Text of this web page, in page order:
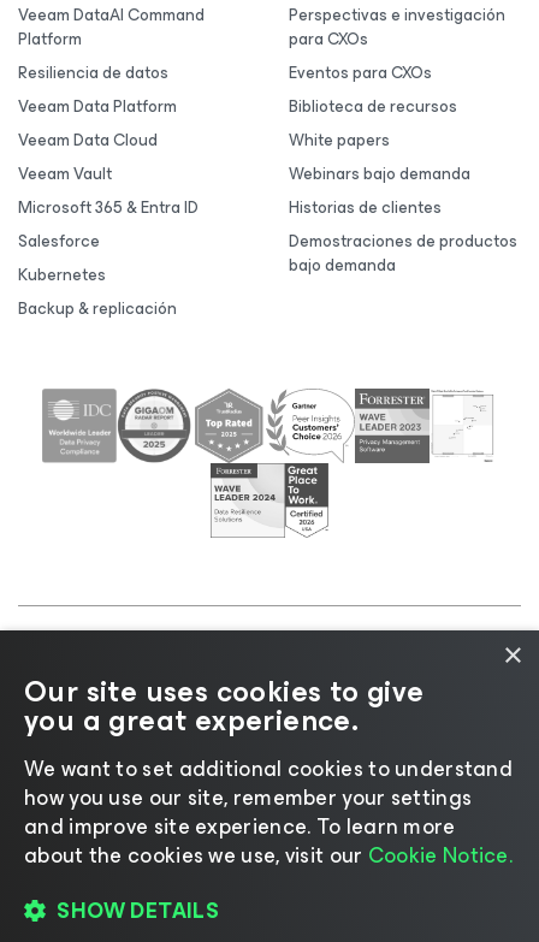
Veeam DataAI Command
Platform
Resiliencia de datos
Veeam Data Platform
Veeam Data Cloud
Veeam Vault
Microsoft 365 & Entra ID
Salesforce
Kubernetes
Backup & replicación
Perspectivas e investigación
para CXOs
Eventos para CXOs
Biblioteca de recursos
White papers
Webinars bajo demanda
Historias de clientes
Demostraciones de productos
bajo demanda
Aviso de cookies|Legal|Política de licencias
Recursos para proveedores
Cambiar idioma
×
Our site uses cookies to give
you a great experience.
We want to set additional cookies to understand
how you use our site, remember your settings
and improve site experience. ​To learn more
about the cookies we use, visit our Cookie Notice.
SHOW DETAILS